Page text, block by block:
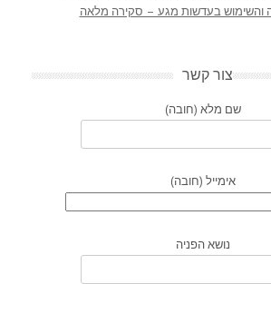
והשימוש בעדשות מגע – סקירה מלאה
צור קשר
שם מלא (חובה)
אימייל (חובה)
נושא הפניה